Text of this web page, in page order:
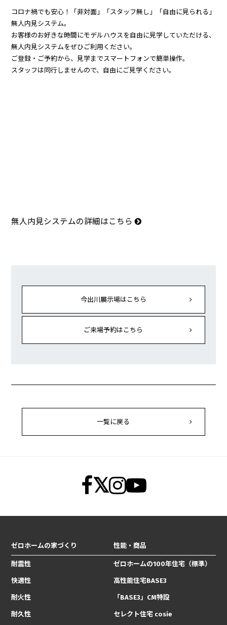
コロナ禍でも安心！「非対面」「スタッフ無し」「自由に見られる」
無人内見システム。
お客様のお好きな時間にモデルハウスを自由に見学していただける、
無人内見システムをぜひご利用ください。
ご登録・ご予約から、見学までスマートフォンで簡単操作。
スタッフは同行しませんので、自由にご見学ください。
無人内見システムの詳細はこちら
今出川展示場はこちら
ご来場予約はこちら
一覧に戻る
ゼロホームの家づくり
耐震性
快適性
耐火性
耐久性
性能・商品
ゼロホームの100年住宅（標準）
高性能住宅BASE3
「BASE3」CM特設
セレクト住宅 cosie